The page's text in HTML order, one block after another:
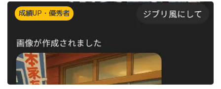
成績UP・優秀者